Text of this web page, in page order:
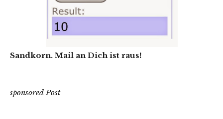
Sandkorn. Mail an Dich ist raus!
sponsored Post